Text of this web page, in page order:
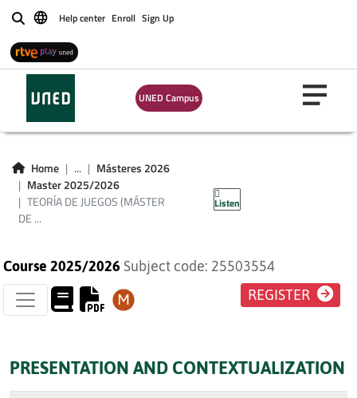
BuscarHelp center Enroll Sign Up
UNED Campus
Home ...
Másteres 2026
Master 2025/2026
TEORÍA DE JUEGOS (MÁSTER
DE ...
Listen
TEORÍA DE JUEGOS
(MÁSTER DE
INVESTIGACIÓN EN
ECONOMÍA)
Course 2025/2026 Subject code: 25503554
REGISTER
PRESENTATION AND CONTEXTUALIZATION